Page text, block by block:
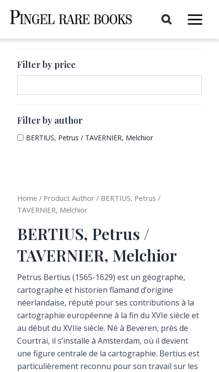
Main
Filter by price
Filter by author
BERTIUS, Petrus / TAVERNIER, Melchior
Home / Product Author / BERTIUS, Petrus /
TAVERNIER, Melchior
BERTIUS, Petrus /
TAVERNIER, Melchior
Petrus Bertius (1565-1629) est un géographe,
cartographe et historien flamand d’origine
néerlandaise, réputé pour ses contributions à la
cartographie européenne à la fin du XVIe siècle et
au début du XVIIe siècle. Né à Beveren, près de
Courtrai, il s’installe à Amsterdam, où il devient
une figure centrale de la cartographie. Bertius est
particulièrement reconnu pour son travail sur les